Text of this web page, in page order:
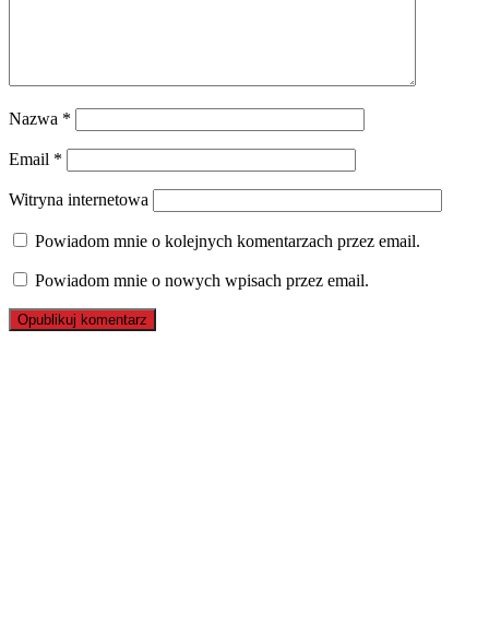
Nazwa *
Email *
Witryna internetowa
Powiadom mnie o kolejnych komentarzach przez email.
Powiadom mnie o nowych wpisach przez email.